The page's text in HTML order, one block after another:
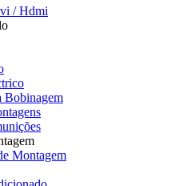
/ Hdmi
Bobinagem
Montagem